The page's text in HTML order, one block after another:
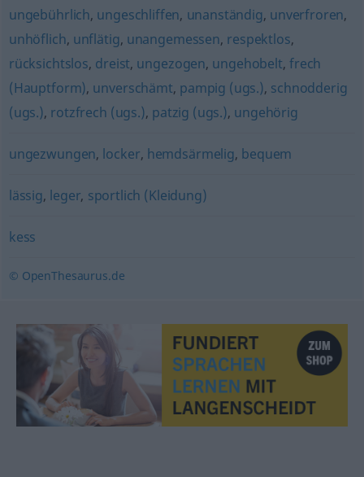
ungebührlich, ungeschliffen, unanständig, unverfroren,
unhöflich, unflätig, unangemessen, respektlos,
rücksichtslos, dreist, ungezogen, ungehobelt,frech
(Hauptform), unverschämt, pampig (ugs.), schnodderig
(ugs.), rotzfrech (ugs.), patzig (ugs.), ungehörig
ungezwungen, locker, hemdsärmelig, bequem
lässig, leger, sportlich (Kleidung)
kess
© OpenThesaurus.de